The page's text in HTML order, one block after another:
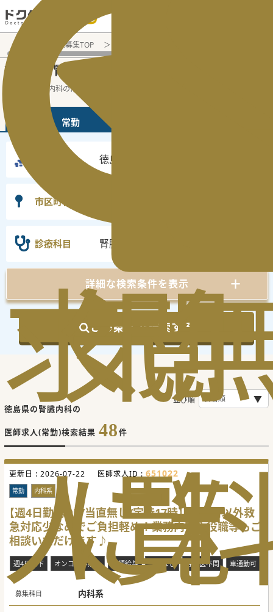
求
人
気
に
閲
覧
医師転職・求人募集TOP
徳島県 の腎臓内科
徳島県の腎臓内科の常勤の医師求人の検索
常勤
徳島県
市区町村
診療科目 腎臓内科
詳細な検索条件を表示
この条件で検索する
徳島県の腎臓内科の
医師求人(常勤)検索結果 48件
並び順
更新日 : 2026-07-22 医師求人ID : 651022
常勤 内科系
【週4日勤務OK/当直無し/定時17時】当番日以外救
急対応少なめでご負担軽め！業務内容や役職等もご
相談いただけます♪
週4日以下 オンコール無し 高額給与 当直なし 専門医不問 車通勤可
募集科目 内科系